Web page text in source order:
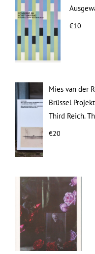
€10
Mies van der
Brüssel
Third Reich.
€20